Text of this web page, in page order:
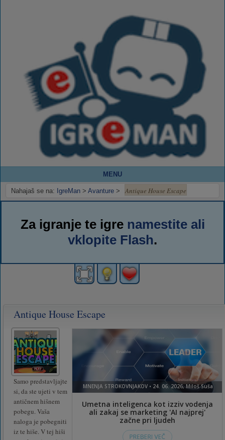
MENU
Nahajaš se na: IgreMan > Avanture > Antique House Escape
Za igranje te igre namestite ali
vklopite Flash.
Antique House Escape
Samo predstavljajte
si, da ste ujeti v tem
antičnem hišnem
pobegu. Vaša
naloga je pobegniti
iz te hiše. V tej hiši